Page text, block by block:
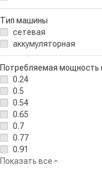
Тип машины
сетевая
аккумуляторная
Потребляемая мощность
0.24
0.5
0.54
0.65
0.7
0.77
0.91
Показать все